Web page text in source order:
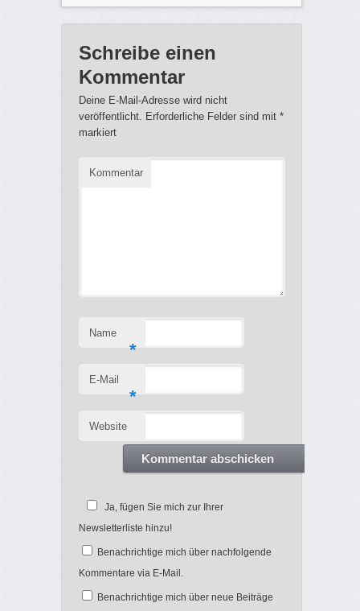
Schreibe einen
Kommentar
Deine E-Mail-Adresse wird nicht
veröffentlicht. Erforderliche Felder sind mit *
markiert
Kommentar
Name
*
E-Mail
*
Website
Ja, fügen Sie mich zur Ihrer
Newsletterliste hinzu!
Benachrichtige mich über nachfolgende
Kommentare via E-Mail.
Benachrichtige mich über neue Beiträge